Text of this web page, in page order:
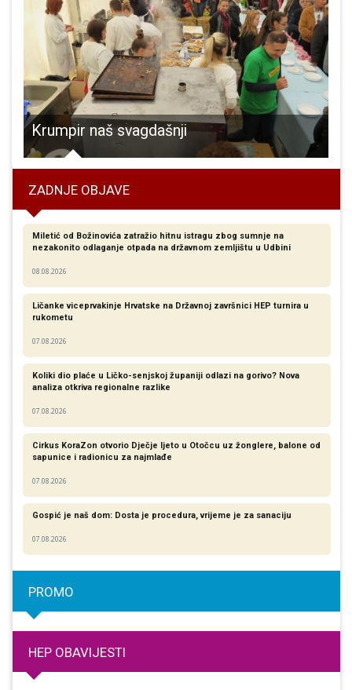
Krumpir naš svagdašnji
ZADNJE OBJAVE
Miletić od Božinovića zatražio hitnu istragu zbog sumnje na
nezakonito odlaganje otpada na državnom zemljištu u Udbini
08.08.2026
Ličanke viceprvakinje Hrvatske na Državnoj završnici HEP turnira u
rukometu
07.08.2026
Koliki dio plaće u Ličko-senjskoj županiji odlazi na gorivo? Nova
analiza otkriva regionalne razlike​
07.08.2026
Cirkus KoraZon otvorio Dječje ljeto u Otočcu uz žonglere, balone od
sapunice i radionicu za najmlađe
07.08.2026
Gospić je naš dom: Dosta je procedura, vrijeme je za sanaciju
07.08.2026
PROMO
HEP OBAVIJESTI